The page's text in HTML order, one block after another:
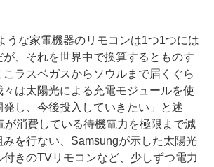
な家電機器のリモコンは1つ1つには
、それを世界中で換算するとものす
こラスベガスからソウルまで届くぐら
は太陽光による充電モジュールを使
発し、今後投入していきたい」と述
が消費している待機電力を極限まで減
みを行ない、Samsungが示した太陽光
きのTVリモコンなど、少しずつ電力